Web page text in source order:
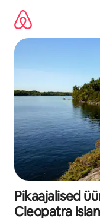
juurde
Pikaajalised
Cleopatra